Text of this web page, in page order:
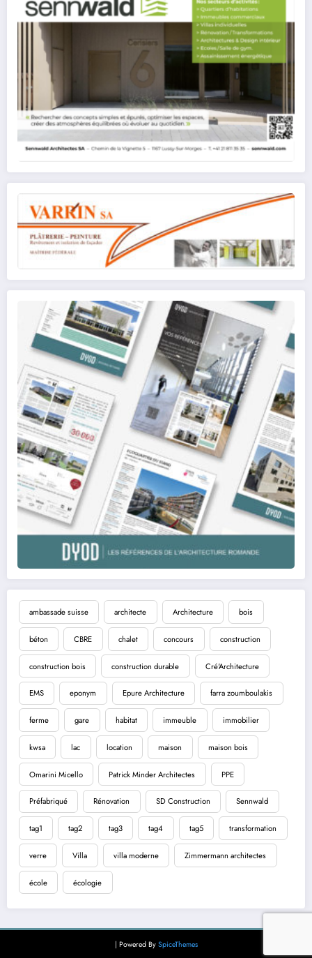
ambassade suisse architecte Architecture bois
béton CBRE chalet concours construction
construction bois construction durable Cré'Architecture
EMS eponym Epure Architecture farra zoumboulakis
ferme gare habitat immeuble immobilier
kwsa lac location maison maison bois
Omarini Micello Patrick Minder Architectes PPE
Préfabriqué Rénovation SD Construction Sennwald
tag1 tag2 tag3 tag4 tag5 transformation
verre Villa villa moderne Zimmermann architectes
école écologie
| Powered By SpiceThemes